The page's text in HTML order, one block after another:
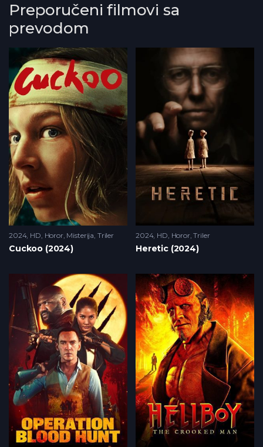
Preporučeni filmovi sa
prevodom
2024 HD, Horor, Misterija, Triler
Cuckoo (2024)
2024 HD, Horor,Triler
Heretic (2024)